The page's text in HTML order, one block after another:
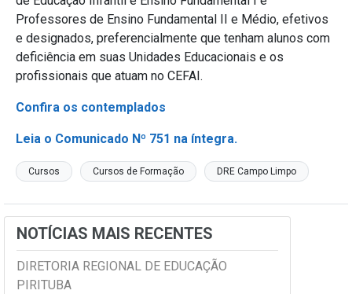
Professores de Ensino Fundamental II e Médio, efetivos
e designados, preferencialmente que tenham alunos com
deficiência em suas Unidades Educacionais e os
profissionais que atuam no CEFAI.
Confira os contemplados
Leia o Comunicado Nº 751 na íntegra.
Cursos Cursos de Formação DRE Campo Limpo
NOTÍCIAS MAIS RECENTES
DIRETORIA REGIONAL DE EDUCAÇÃO
PIRITUBA